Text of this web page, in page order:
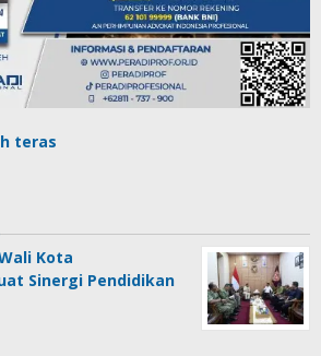
Kota
Sinergi Pendidikan